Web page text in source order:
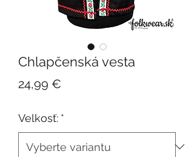
Chlapčenská vesta
24,99 €
Velkosť: *